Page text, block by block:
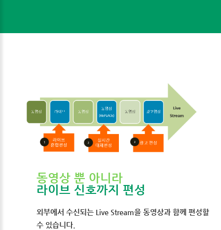
동영상 뿐 아니라
라이브 신호까지 편성
외부에서 수신되는 Live Stream을 동영상과 함께 편성할
수 있습니다.